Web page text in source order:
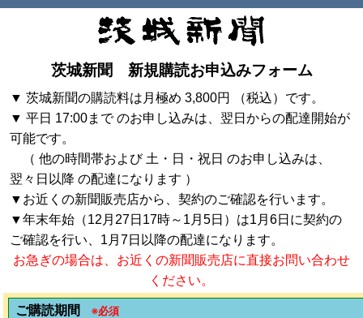
茨城新聞 新規購読お申込みフォーム
▼ 茨城新聞の購読料は月極め 3,800円 （税込）です。
▼ 平日 17:00まで のお申し込みは、翌日からの配達開始が
可能です。
（ 他の時間帯および 土・日・祝日 のお申し込みは、
翌々日以降 の配達になります ）
▼お近くの新聞販売店から、契約のご確認を行います。
▼年末年始（12月27日17時～1月5日）は1月6日に契約の
ご確認を行い、1月7日以降の配達になります。
お急ぎの場合は、お近くの新聞販売店に直接お問い合わせ
ください。
ご購読期間 ※必須